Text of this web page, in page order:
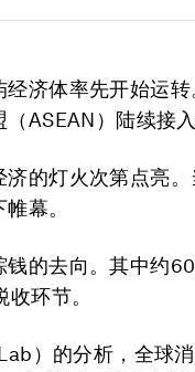
济体率先开始运
ASEAN）陆续接
的灯火次第点亮
幕。
的去向。其中约
环节。
）的分析，全球